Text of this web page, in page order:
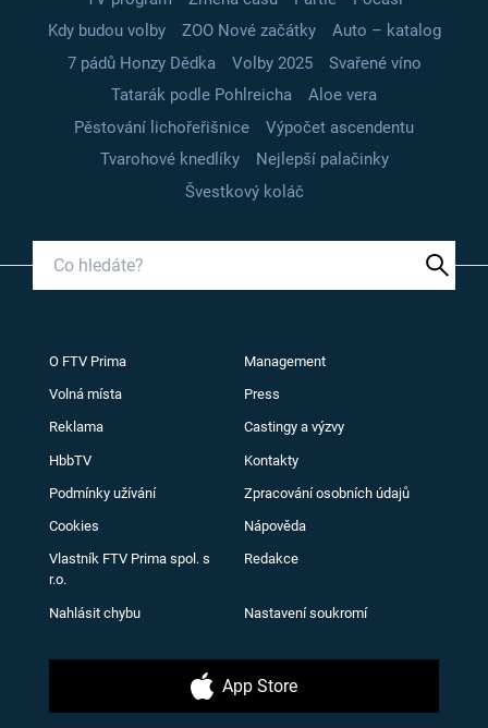
Kdy budou volby
ZOO Nové začátky
Auto – katalog
7 pádů Honzy Dědka
Volby 2025
Svařené víno
Tatarák podle Pohlreicha
Aloe vera
Pěstování lichořeřišnice
Výpočet ascendentu
Tvarohové knedlíky
Nejlepší palačinky
Švestkový koláč
O FTV Prima Management
Volná místa Press
Reklama Castingy a výzvy
HbbTV Kontakty
Podmínky užívání Zpracování osobních údajů
Cookies Nápověda
Vlastník FTV Prima spol. s
r.o.
Redakce
Nahlásit chybu Nastavení soukromí
App Store